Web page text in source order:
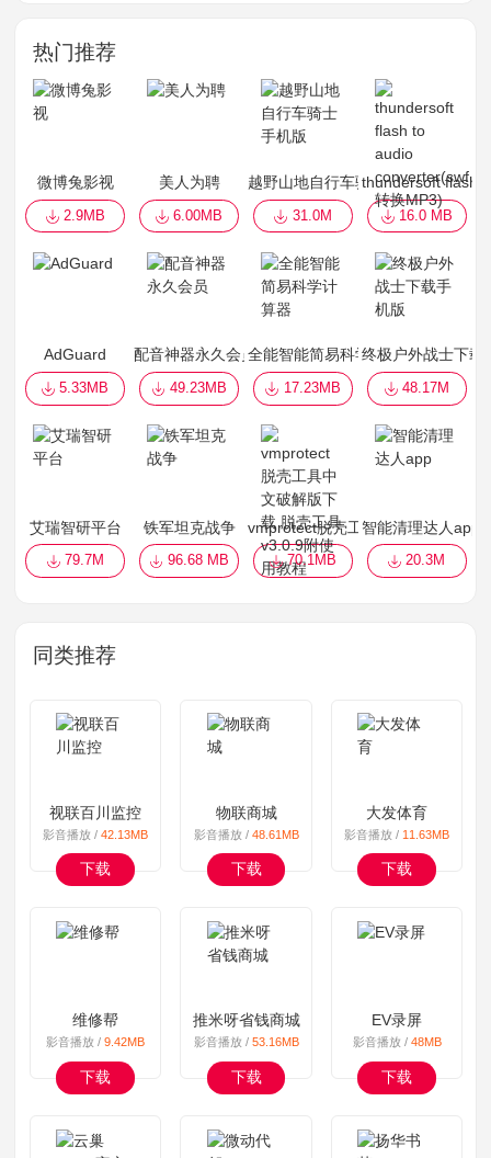
热门推荐
微博兔影视
2.9MB
美人为聘
6.00MB
越野山地自行车骑士手机版
31.0M
thundersoft flash
16.0 MB
AdGuard
5.33MB
配音神器永久会员
49.23MB
全能智能简易科学计算器
17.23MB
终极户外战士下载
48.17M
艾瑞智研平台
79.7M
铁军坦克战争
96.68 MB
vmprotect脱壳工具中文破解版下
70.1MB
智能清理达人app
20.3M
同类推荐
视联百川监控
影音播放 / 42.13MB
下载
物联商城
影音播放 / 48.61MB
下载
大发体育
影音播放 / 11.63MB
下载
维修帮
影音播放 / 9.42MB
下载
推米呀省钱商城
影音播放 / 53.16MB
下载
EV录屏
影音播放 / 48MB
下载